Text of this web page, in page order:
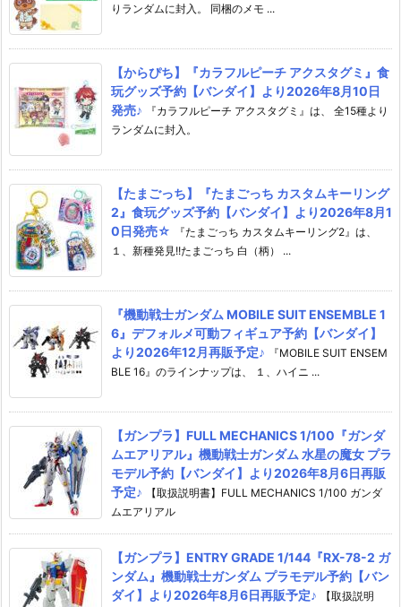
りランダムに封入。 同梱のメモ ...
【からぴち】『カラフルピーチ アクスタグミ』食
玩グッズ予約【バンダイ】より2026年8月10日
発売♪
『カラフルピーチ アクスタグミ』は、 全15種より
ランダムに封入。
【たまごっち】『たまごっち カスタムキーリング
2』食玩グッズ予約【バンダイ】より2026年8月1
0日発売☆
『たまごっち カスタムキーリング2』は、
１、新種発見!!たまごっち 白（柄） ...
『機動戦士ガンダム MOBILE SUIT ENSEMBLE 1
6』デフォルメ可動フィギュア予約【バンダイ】
より2026年12月再販予定♪
『MOBILE SUIT ENSEM
BLE 16』のラインナップは、 １、ハイニ ...
【ガンプラ】FULL MECHANICS 1/100『ガンダ
ムエアリアル』機動戦士ガンダム 水星の魔女 プラ
モデル予約【バンダイ】より2026年8月6日再販
予定♪
【取扱説明書】FULL MECHANICS 1/100 ガンダ
ムエアリアル
【ガンプラ】ENTRY GRADE 1/144『RX-78-2 ガ
ンダム』機動戦士ガンダム プラモデル予約【バン
ダイ】より2026年8月6日再販予定♪
【取扱説明